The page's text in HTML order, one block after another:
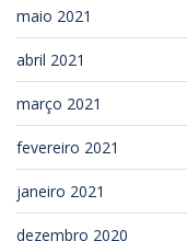
maio 2021
abril 2021
março 2021
fevereiro 2021
janeiro 2021
dezembro 2020